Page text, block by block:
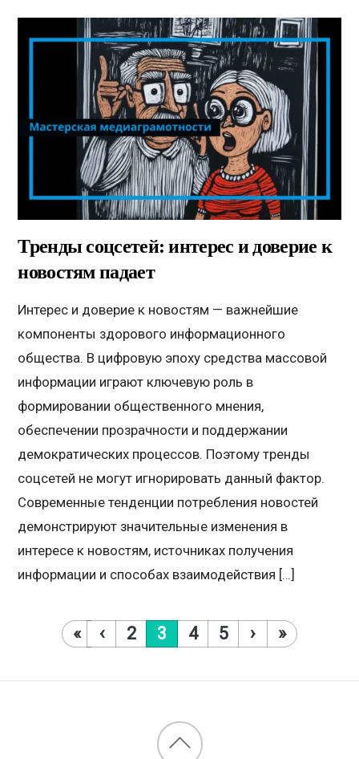
Тренды соцсетей: интерес и доверие к
новостям падает
Интерес и доверие к новостям — важнейшие
компоненты здорового информационного
общества. В цифровую эпоху средства массовой
информации играют ключевую роль в
формировании общественного мнения,
обеспечении прозрачности и поддержании
демократических процессов. Поэтому тренды
соцсетей не могут игнорировать данный фактор.
Современные тенденции потребления новостей
демонстрируют значительные изменения в
интересе к новостям, источниках получения
информации и способах взаимодействия […]
« ‹ 2 3 4 5 › »